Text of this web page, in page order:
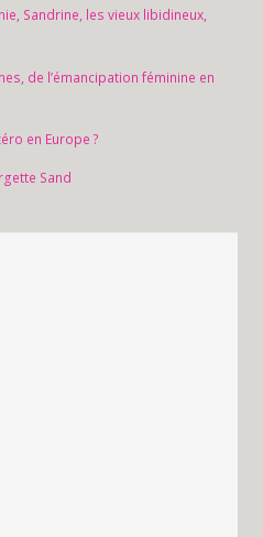
Sandrine, les vieux libidineux,
de l’émancipation féminine en
en Europe ?
Sand